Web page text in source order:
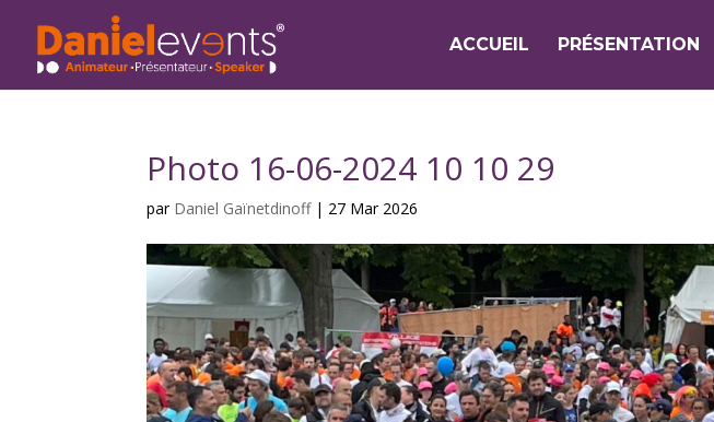
ACCUEIL PRÉSENTATION
Photo 16-06-2024 10 10 29
par Daniel Gaïnetdinoff| 27 Mar 2026